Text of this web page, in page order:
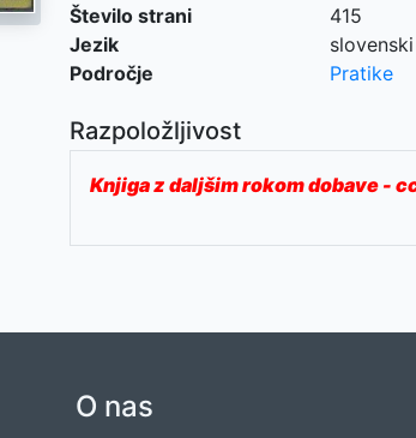
Število strani
415
Jezik
slovenski
Področje
Pratike
Razpoložljivost
Knjiga z daljšim rokom dobave -
O nas